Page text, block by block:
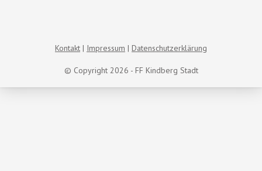
© Copyright 2026 - FF Kindberg Stadt
Kontakt Impressum Datenschutzerklärung